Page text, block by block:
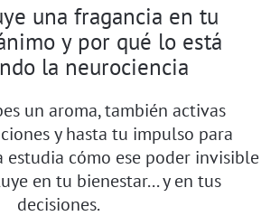
una fragancia en tu
y por qué lo está
la neurociencia
un aroma, también activas
y hasta tu impulso para
estudia cómo ese poder invisible
en tu bienestar... y en tus
decisiones.